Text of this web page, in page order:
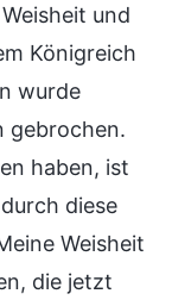
und
Königreich
wurde
gebrochen.
haben, ist
diese
Weisheit
die jetzt